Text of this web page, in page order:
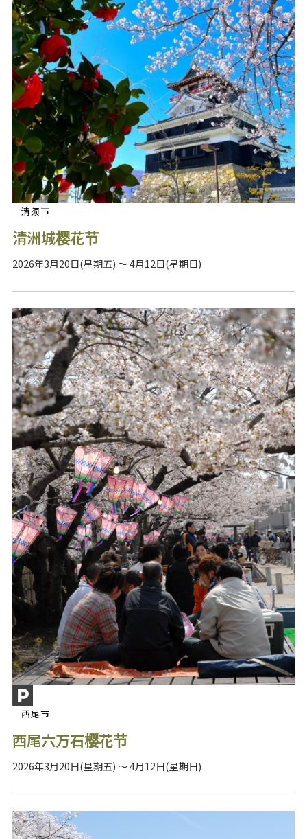
清须市
清洲城樱花节
2026年3月20日(星期五) ～ 4月12日(星期日)
西尾市
西尾六万石樱花节
2026年3月20日(星期五) ～ 4月12日(星期日)